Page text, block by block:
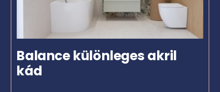
Balance különleges akril
kád